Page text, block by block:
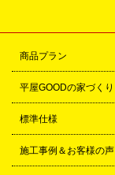
商品プラン
平屋GOODの家づくり
標準仕様
施工事例＆お客様の声